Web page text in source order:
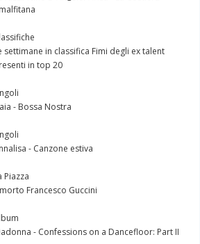
settimane in classifica Fimi degli ex talent
in top 20
- Bossa Nostra
- Canzone estiva
Piazza
Francesco Guccini
- Confessions on a Dancefloor: Part II